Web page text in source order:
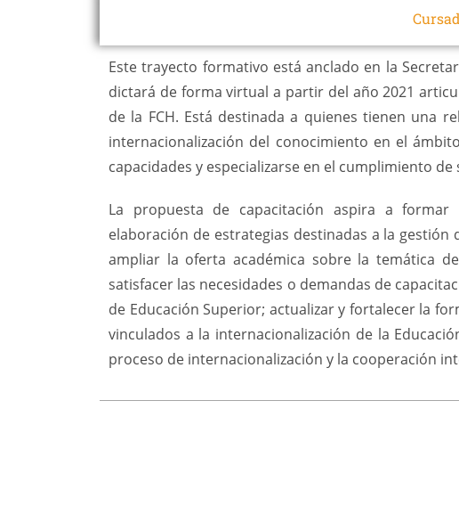
Este trayecto formativo está anclado en la
dictará de forma virtual a partir del año 2021
de la FCH. Está destinada a quienes tienen una
internacionalización del conocimiento en el
capacidades y especializarse en el cumplimiento de
La propuesta de capacitación aspira a
elaboración de estrategias destinadas a la
ampliar la oferta académica sobre la temática
satisfacer las necesidades o demandas de
de Educación Superior; actualizar y fortalecer la
vinculados a la internacionalización de la
proceso de internacionalización y la cooperación